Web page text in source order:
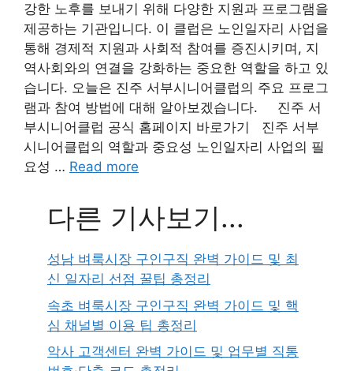
강한 노후를 보내기 위해 다양한 지원과 프로그램을
제공하는 기관입니다. 이 클럽은 노인일자리 사업을
통해 경제적 지원과 사회적 참여를 증진시키며, 지
역사회와의 연결을 강화하는 중요한 역할을 하고 있
습니다. 오늘은 진주 서부시니어클럽의 주요 프로그
램과 참여 방법에 대해 알아보겠습니다. 진주 서
부시니어클럽 공식 홈페이지 바로가기 진주 서부
시니어클럽의 역할과 중요성 노인일자리 사업의 필
요성 … Read more
다른 기사보기...
성남 벼룩시장 구인구직 완벽 가이드 및 최
신 일자리 선점 꿀팁 총정리
속초 벼룩시장 구인구직 완벽 가이드 및 핵
심 채널별 이용 팁 총정리
악사 고객센터 완벽 가이드 및 업무별 직통